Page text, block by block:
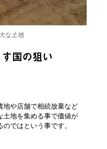
な土地
国の狙い
地や店舗で相続放棄など
土地を集める事で価値が
ではという事です。